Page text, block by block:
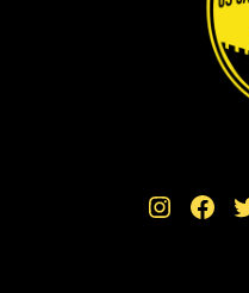
Instagram Facebook Twitter